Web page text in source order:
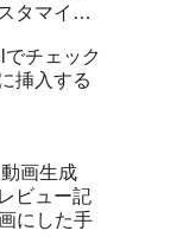
タマイ
でチェック
挿入する
画生成
ビュー記
にした手